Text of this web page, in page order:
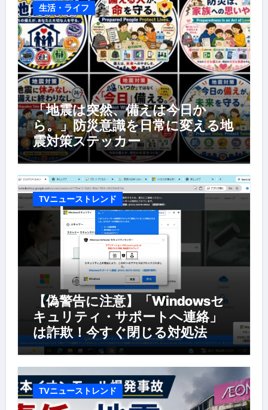
生活・ライフ
「地震は突然、備えは今日か
ら。」防災意識を日常に変える地
震対策ステッカー
TVニューストレンド
【偽警告に注意】「Windowsセ
キュリティ・サポートへ連絡」
は詐欺！今すぐ閉じる対処法
TVニューストレンド